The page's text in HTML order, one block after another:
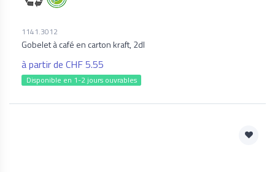
1141.3012
Gobelet à café en carton kraft, 2dl
à partir de CHF 5.55
Disponible en 1-2 jours ouvrables